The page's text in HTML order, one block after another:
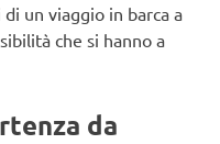
un viaggio in barca a
che si hanno a
da